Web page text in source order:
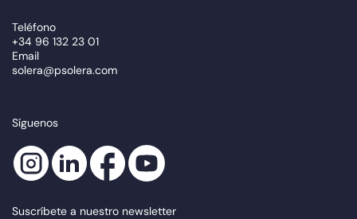
Teléfono
+34 96 132 23 01
Email
solera@psolera.com
Síguenos
Suscríbete a nuestro newsletter